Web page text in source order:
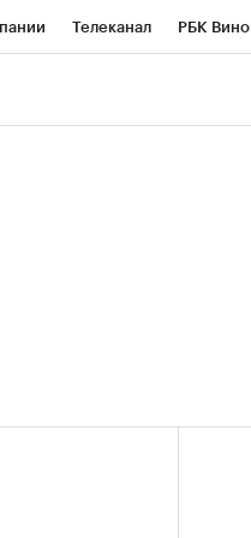
Телеканал РБК Вино